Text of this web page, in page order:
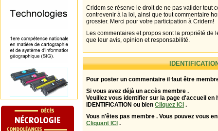
Cridem se réserve le droit de ne pas valider tout
contrevenir à la loi, ainsi que tout commentaire
grossier. Merci pour votre participation à Cridem!
Les commentaires et propos sont la propriété de
que leur avis, opinion et responsabilité.
Pour poster un commentaire il faut être
Si vous avez déjà un accès membre .
Veuillez vous identifier sur la page d'accueil en
IDENTIFICATION ou bien Cliquez ICI .
Vous n'êtes pas membre . Vous pouvez vous
Cliquant ICI .